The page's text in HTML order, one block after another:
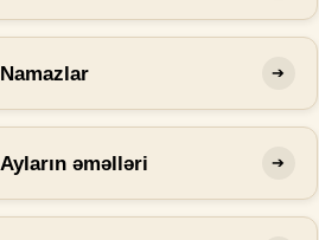
Namazlar ➔
Ayların əməlləri ➔